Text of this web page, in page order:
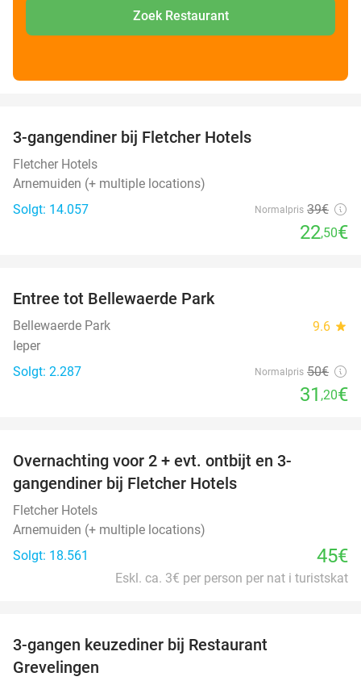
Zoek Restaurant
3-gangendiner bij Fletcher Hotels
Fletcher Hotels
Arnemuiden (+ multiple locations)
Solgt: 14.057
Normalpris 39€
22,50€
Entree tot Bellewaerde Park
Bellewaerde Park 9.6 star
Ieper
Solgt: 2.287
Normalpris 50€
31 ,20€
Overnachting voor 2 + evt. ontbijt en 3-
gangendiner bij Fletcher Hotels
Fletcher Hotels
Arnemuiden (+ multiple locations)
Solgt: 18.561
45€
Eskl. ca. 3€ per person per nat i turistskat
3-gangen keuzediner bij Restaurant
Grevelingen